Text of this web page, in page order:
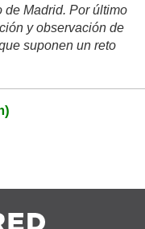
de Madrid. Por último
y observación de
suponen un reto